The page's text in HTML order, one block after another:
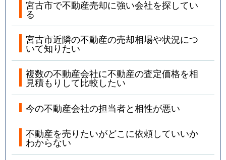
宮古市で不動産売却に強い会社を探してい
る
宮古市近隣の不動産の売却相場や状況につ
いて知りたい
複数の不動産会社に不動産の査定価格を相
見積もりして比較したい
今の不動産会社の担当者と相性が悪い
不動産を売りたいがどこに依頼していいか
わからない